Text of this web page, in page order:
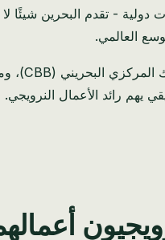
العالمي.